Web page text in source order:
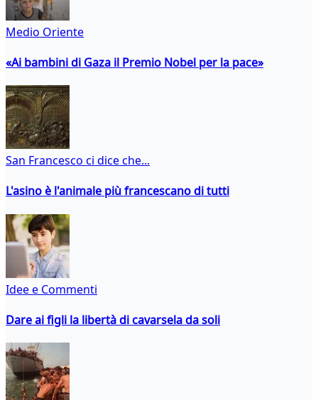
Medio Oriente
«Ai bambini di Gaza il Premio Nobel per la pace»
San Francesco ci dice che...
L'asino è l'animale più francescano di tutti
Idee e Commenti
Dare ai figli la libertà di cavarsela da soli